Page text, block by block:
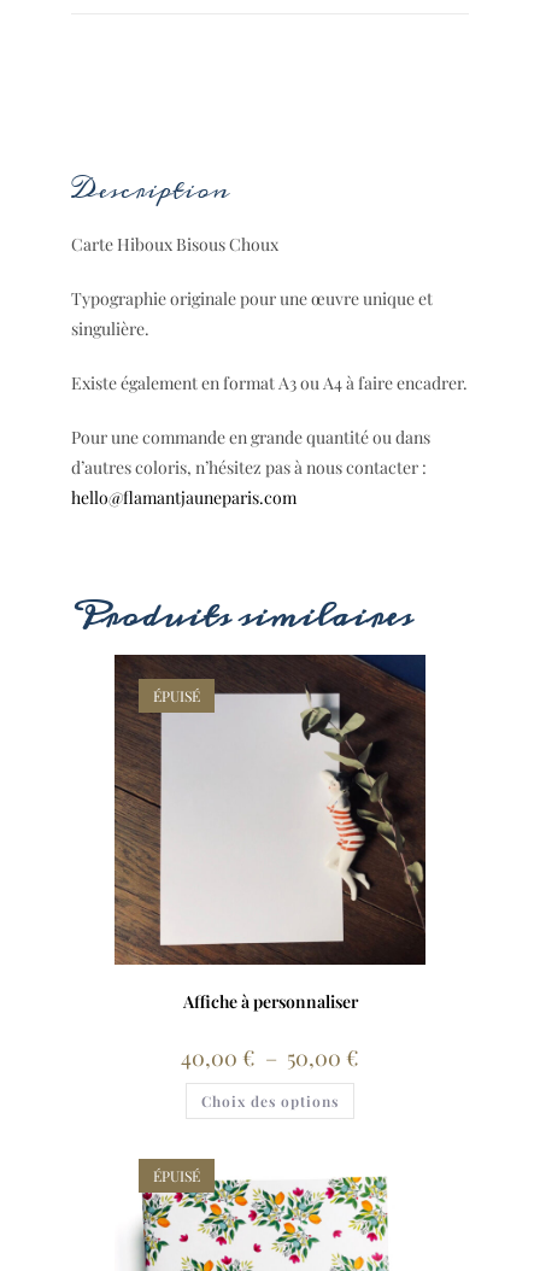
Description
Carte Hiboux Bisous Choux
Typographie originale pour une œuvre unique et
singulière.
Existe également en format A3 ou A4 à faire encadrer.
Pour une commande en grande quantité ou dans
d’autres coloris, n’hésitez pas à nous contacter :
hello@flamantjauneparis.com
Produits similaires
ÉPUISÉ
Affiche à personnaliser
40,00 € – 50,00 €
Choix des options
ÉPUISÉ